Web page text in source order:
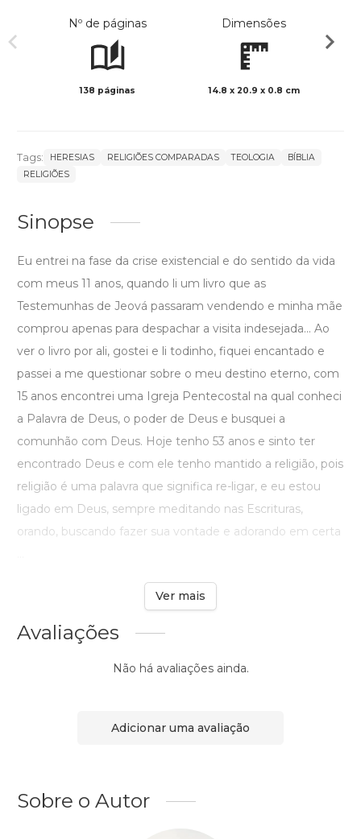
Nº de páginas
138 páginas
Dimensões
14.8 x 20.9 x 0.8 cm
Tags: HERESIAS RELIGIÕES COMPARADAS TEOLOGIA
BÍBLIA
RELIGIÕES
Sinopse
Eu entrei na fase da crise existencial e do sentido da vida
com meus 11 anos, quando li um livro que as
Testemunhas de Jeová passaram vendendo e minha mãe
comprou apenas para despachar a visita indesejada... Ao
ver o livro por ali, gostei e li todinho, fiquei encantado e
passei a me questionar sobre o meu destino eterno, com
15 anos encontrei uma Igreja Pentecostal na qual conheci
a Palavra de Deus, o poder de Deus e busquei a
comunhão com Deus. Hoje tenho 53 anos e sinto ter
encontrado Deus e com ele tenho mantido a religião, pois
religião é uma palavra que significa re-ligar, e eu estou
ligado em Deus, sempre meditando nas Escrituras,
orando, buscando fazer sua vontade e adorando em certa
Ver mais
Avaliações
Não há avaliações ainda.
Adicionar uma avaliação
Sobre o Autor